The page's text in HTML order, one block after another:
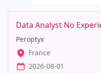
Data Analyst No
Peroptyx
France
2026-08-01